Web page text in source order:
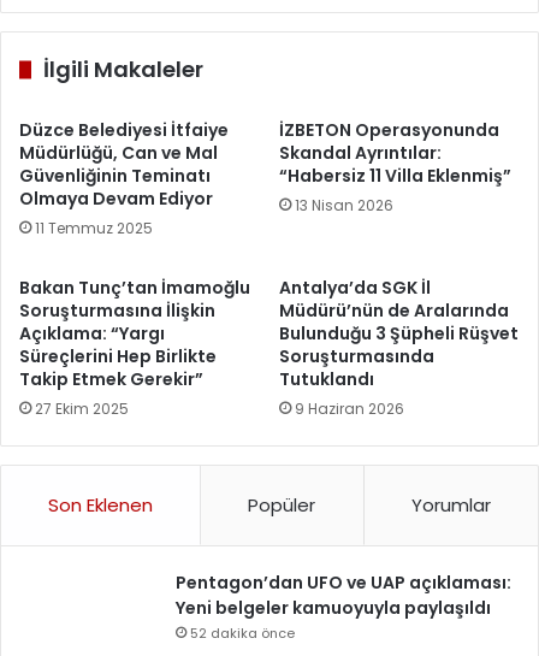
İlgili Makaleler
Düzce Belediyesi İtfaiye
Müdürlüğü, Can ve Mal
Güvenliğinin Teminatı
Olmaya Devam Ediyor
11 Temmuz 2025
İZBETON Operasyonunda
Skandal Ayrıntılar:
“Habersiz 11 Villa Eklenmiş”
13 Nisan 2026
Bakan Tunç’tan İmamoğlu
Soruşturmasına İlişkin
Açıklama: “Yargı
Süreçlerini Hep Birlikte
Takip Etmek Gerekir”
27 Ekim 2025
Antalya’da SGK İl
Müdürü’nün de Aralarında
Bulunduğu 3 Şüpheli Rüşvet
Soruşturmasında
Tutuklandı
9 Haziran 2026
Son Eklenen Popüler Yorumlar
Pentagon’dan UFO ve UAP açıklaması:
Yeni belgeler kamuoyuyla paylaşıldı
52 dakika önce